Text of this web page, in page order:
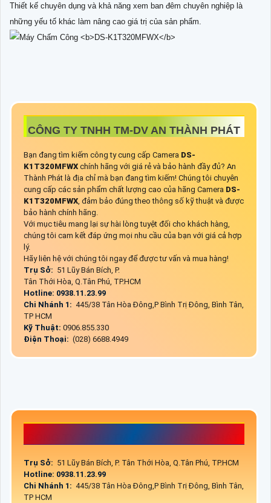
Thiết kế chuyên dụng và khả năng xem ban đêm chuyên nghiệp là
những yếu tố khác làm nâng cao giá trị của sản phẩm.
CÔNG TY TNHH TM-DV AN THÀNH PHÁT
Bạn đang tìm kiếm công ty cung cấp Camera DS-
K1T320MFWX chính hãng với giá rẻ và bảo hành đầy đủ? An
Thành Phát là địa chỉ mà bạn đang tìm kiếm! Chúng tôi chuyên
cung cấp các sản phẩm chất lượng cao của hãng Camera DS-
K1T320MFWX , đảm bảo đúng theo thông số kỹ thuật và được
bảo hành chính hãng.
Với mục tiêu mang lại sự hài lòng tuyệt đối cho khách hàng,
chúng tôi cam kết đáp ứng mọi nhu cầu của bạn với giá cả hợp
lý.
Hãy liên hệ với chúng tôi ngay để được tư vấn và mua hàng!
Trụ Sở: 51 Lũy Bán Bích, P.
Tân Thới Hòa, Q.Tân Phú, TP.HCM
Hotline: 0938.11.23.99
Chi Nhánh 1: 445/38 Tân Hòa Đông,P Bình Trị Đông, Bình Tân,
TP HCM
Kỹ Thuật: 0906.855.330
Điện Thoại: (028) 6688.4949
Trụ Sở: 51 Lũy Bán Bích, P. Tân Thới Hòa, Q.Tân Phú, TP.HCM
Hotline: 0938.11.23.99
Chi Nhánh 1: 445/38 Tân Hòa Đông,P Bình Trị Đông, Bình Tân,
TP HCM